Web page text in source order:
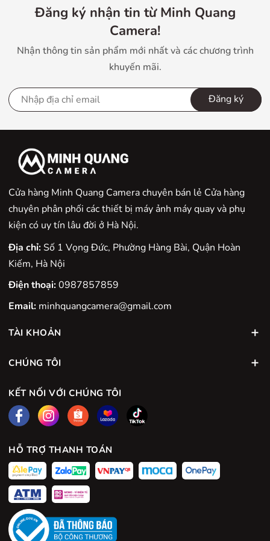
sẻ ảnh sáng các thiết bị di động nhanh chóng. Sản phẩm
được bán ra với hai màu đen trắng phù hợp với các bạn
trẻ yêu thích sự năng động và thời trang.
Đăng ký nhận tin từ Minh Quang
Camera!
Nhận thông tin sản phẩm mới nhất và các chương trình
khuyến mãi.
Đăng ký
Cửa hàng Minh Quang Camera chuyên bán lẻ Cửa hàng
chuyên phân phối các thiết bị máy ảnh máy quay và phụ
kiện có uy tín lâu đời ở Hà Nội.
Địa chỉ:Số 1 Vọng Đức, Phường Hàng Bài, Quận Hoàn
Kiếm, Hà Nội
Điện thoại:0987857859
Email: minhquangcamera@gmail.com
TÀI KHOẢN
CHÚNG TÔI
KẾT NỐI VỚI CHÚNG TÔI
HỖ TRỢ THANH TOÁN